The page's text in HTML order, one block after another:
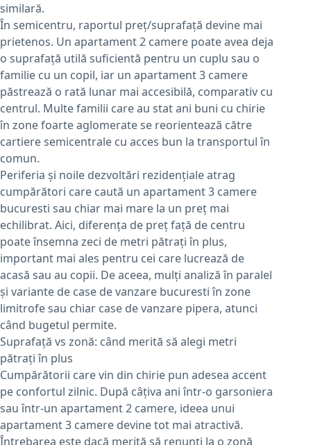
similară.
În semicentru, raportul preț/suprafață devine mai
prietenos. Un apartament 2 camere poate avea deja
o suprafață utilă suficientă pentru un cuplu sau o
familie cu un copil, iar un apartament 3 camere
păstrează o rată lunar mai accesibilă, comparativ cu
centrul. Multe familii care au stat ani buni cu chirie
în zone foarte aglomerate se reorientează către
cartiere semicentrale cu acces bun la transportul în
comun.
Periferia și noile dezvoltări rezidențiale atrag
cumpărători care caută un apartament 3 camere
bucuresti sau chiar mai mare la un preț mai
echilibrat. Aici, diferența de preț față de centru
poate însemna zeci de metri pătrați în plus,
important mai ales pentru cei care lucrează de
acasă sau au copii. De aceea, mulți analiză în paralel
și variante de case de vanzare bucuresti în zone
limitrofe sau chiar case de vanzare pipera, atunci
când bugetul permite.
Suprafață vs zonă: când merită să alegi metri
pătrați în plus
Cumpărătorii care vin din chirie pun adesea accent
pe confortul zilnic. După câțiva ani într-o garsoniera
sau într-un apartament 2 camere, ideea unui
apartament 3 camere devine tot mai atractivă.
Întrebarea este dacă merită să renunți la o zonă